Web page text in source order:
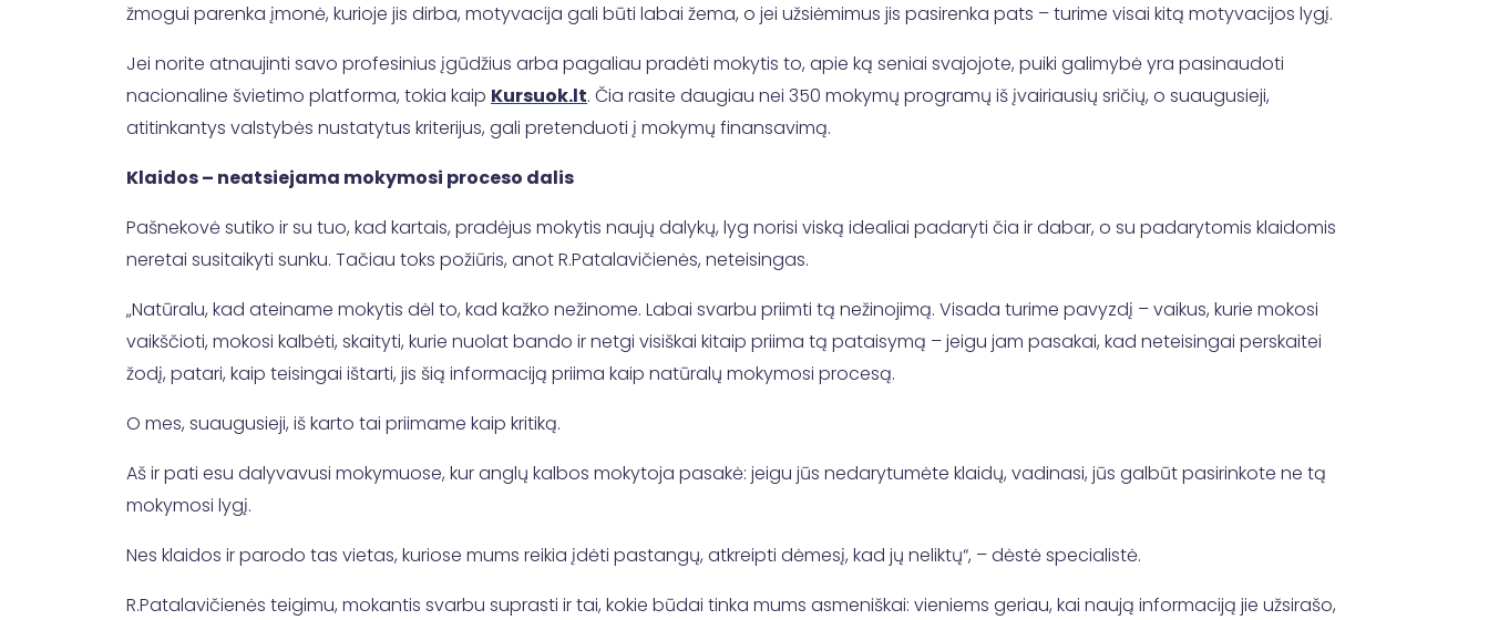
žmogui parenka įmonė, kurioje jis dirba, motyvacija gali būti labai žema, o jei užsiėmimus jis pasirenka pats – turime visai kitą motyvacijos lygį.
Jei norite atnaujinti savo profesinius įgūdžius arba pagaliau pradėti mokytis to, apie ką seniai svajojote, puiki galimybė yra pasinaudoti
nacionaline švietimo platforma, tokia kaip Kursuok.lt. Čia rasite daugiau nei 350 mokymų programų iš įvairiausių sričių, o suaugusieji,
atitinkantys valstybės nustatytus kriterijus, gali pretenduoti į mokymų finansavimą.
Klaidos – neatsiejama mokymosi proceso dalis
Pašnekovė sutiko ir su tuo, kad kartais, pradėjus mokytis naujų dalykų, lyg norisi viską idealiai padaryti čia ir dabar, o su padarytomis klaidomis
neretai susitaikyti sunku. Tačiau toks požiūris, anot R.Patalavičienės, neteisingas.
„Natūralu, kad ateiname mokytis dėl to, kad kažko nežinome. Labai svarbu priimti tą nežinojimą. Visada turime pavyzdį – vaikus, kurie mokosi
vaikščioti, mokosi kalbėti, skaityti, kurie nuolat bando ir netgi visiškai kitaip priima tą pataisymą – jeigu jam pasakai, kad neteisingai perskaitei
žodį, patari, kaip teisingai ištarti, jis šią informaciją priima kaip natūralų mokymosi procesą.
O mes, suaugusieji, iš karto tai priimame kaip kritiką.
Aš ir pati esu dalyvavusi mokymuose, kur anglų kalbos mokytoja pasakė: jeigu jūs nedarytumėte klaidų, vadinasi, jūs galbūt pasirinkote ne tą
mokymosi lygį.
Nes klaidos ir parodo tas vietas, kuriose mums reikia įdėti pastangų, atkreipti dėmesį, kad jų neliktų“, – dėstė specialistė.
R.Patalavičienės teigimu, mokantis svarbu suprasti ir tai, kokie būdai tinka mums asmeniškai: vieniems geriau, kai naują informaciją jie užsirašo,